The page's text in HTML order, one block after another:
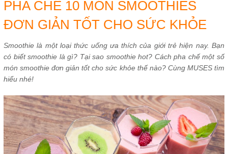
PHA CHẾ 10 MÓN SMOOTHIES
ĐƠN GIẢN TỐT CHO SỨC KHỎE
Smoothie là một loại thức uống ưa thích của giới trẻ hiện nay. Bạn
có biết smoothie là gì? Tại sao smoothie hot? Cách pha chế một số
món smoothie đơn giản tốt cho sức khỏe thế nào? Cùng MUSES tìm
hiểu nhé!